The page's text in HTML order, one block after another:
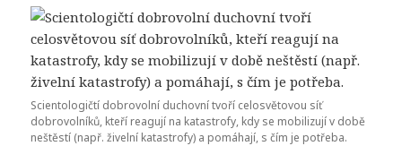
Scientologičtí dobrovolní duchovní tvoří celosvětovou síť
dobrovolníků, kteří reagují na katastrofy, kdy se mobilizují v době
neštěstí (např. živelní katastrofy) a pomáhají, s čím je potřeba.